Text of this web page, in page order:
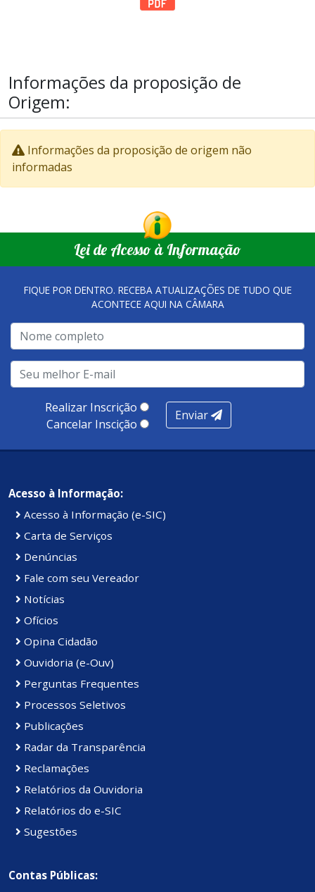
Informações da proposição de
Origem:
Informações da proposição de origem não
informadas
Lei de Acesso à Informação
FIQUE POR DENTRO. RECEBA ATUALIZAÇÕES DE TUDO QUE
ACONTECE AQUI NA CÂMARA
Realizar Inscrição
Cancelar Inscição
Enviar
Acesso à Informação:
Acesso à Informação (e-SIC)
Carta de Serviços
Denúncias
Fale com seu Vereador
Notícias
Ofícios
Opina Cidadão
Ouvidoria (e-Ouv)
Perguntas Frequentes
Processos Seletivos
Publicações
Radar da Transparência
Reclamações
Relatórios da Ouvidoria
Relatórios do e-SIC
Sugestões
Contas Públicas: